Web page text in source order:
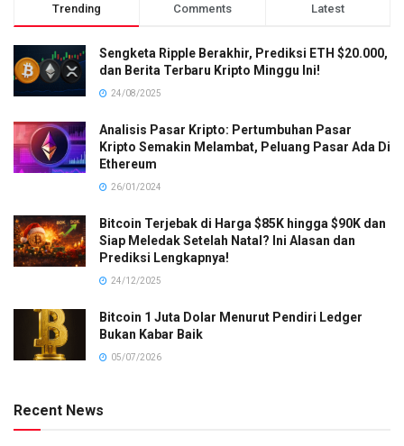
Trending Comments Latest
Sengketa Ripple Berakhir, Prediksi ETH $20.000,
dan Berita Terbaru Kripto Minggu Ini!
24/08/2025
Analisis Pasar Kripto: Pertumbuhan Pasar
Kripto Semakin Melambat, Peluang Pasar Ada Di
Ethereum
26/01/2024
Bitcoin Terjebak di Harga $85K hingga $90K dan
Siap Meledak Setelah Natal? Ini Alasan dan
Prediksi Lengkapnya!
24/12/2025
Bitcoin 1 Juta Dolar Menurut Pendiri Ledger
Bukan Kabar Baik
05/07/2026
Recent News